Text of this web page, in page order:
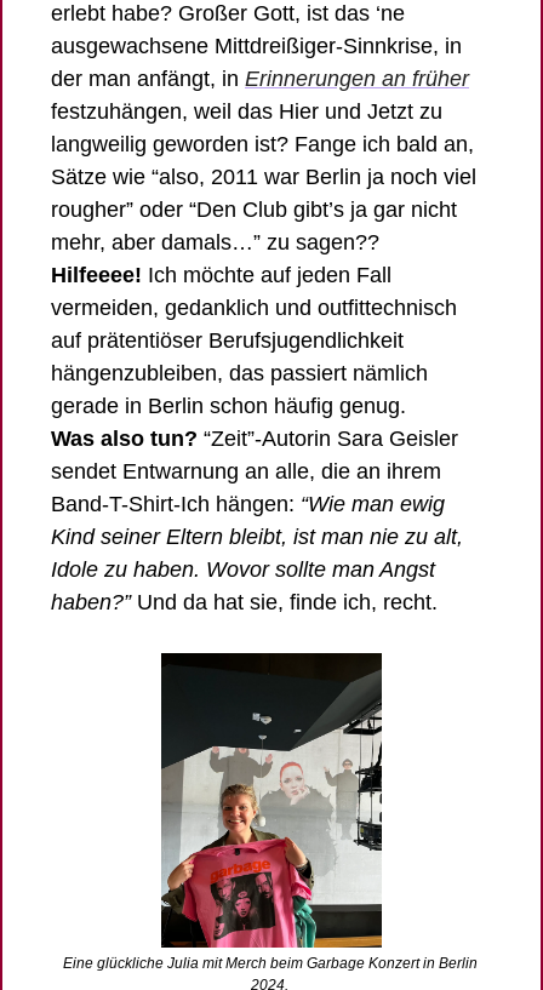
erlebt habe? Großer Gott, ist das ‘ne
ausgewachsene Mittdreißiger-Sinnkrise, in
der man anfängt, in Erinnerungen an früher
festzuhängen, weil das Hier und Jetzt zu
langweilig geworden ist? Fange ich bald an,
Sätze wie “also, 2011 war Berlin ja noch viel
rougher” oder “Den Club gibt’s ja gar nicht
mehr, aber damals…” zu sagen??
Hilfeeee! Ich möchte auf jeden Fall
vermeiden, gedanklich und outfittechnisch
auf prätentiöser Berufsjugendlichkeit
hängenzubleiben, das passiert nämlich
gerade in Berlin schon häufig genug.
Was also tun? “Zeit”-Autorin Sara Geisler
sendet Entwarnung an alle, die an ihrem
Band-T-Shirt-Ich hängen: “Wie man ewig
Kind seiner Eltern bleibt, ist man nie zu alt,
Idole zu haben. Wovor sollte man Angst
haben?” Und da hat sie, finde ich, recht.
Eine glückliche Julia mit Merch beim Garbage Konzert in Berlin
2024.